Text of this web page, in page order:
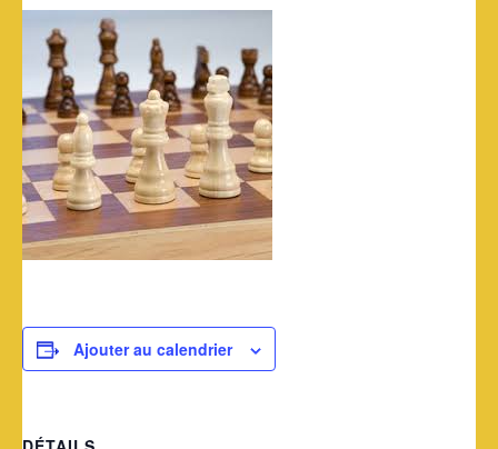
Ajouter au calendrier